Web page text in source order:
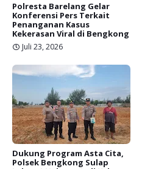
Polresta Barelang Gelar
Konferensi Pers Terkait
Penanganan Kasus
Kekerasan Viral di Bengkong
Juli 23, 2026
Dukung Program Asta Cita,
Polsek Bengkong Sulap